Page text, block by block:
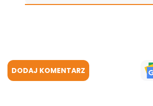
DODAJ KOMENTARZ